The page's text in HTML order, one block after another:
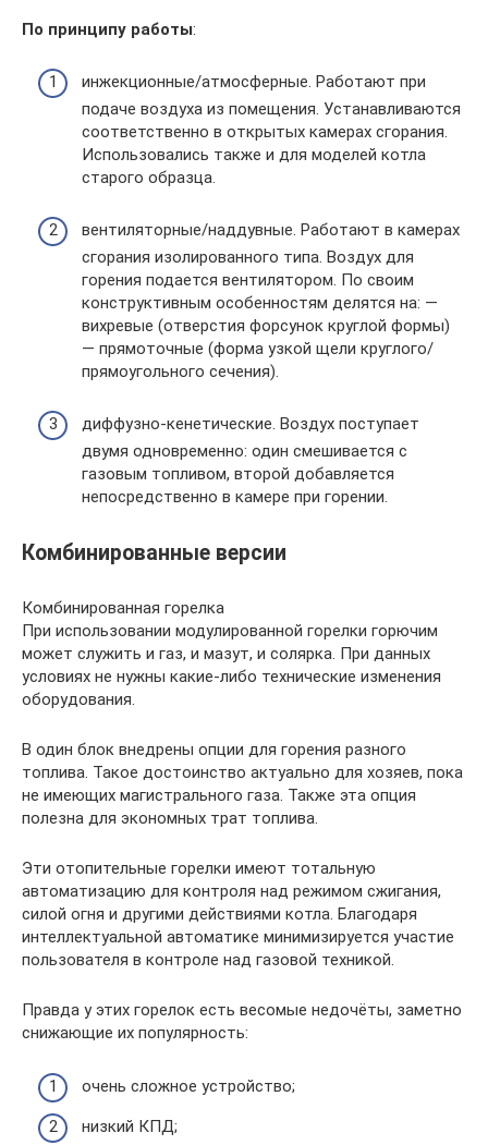
По принципу работы:
инжекционные/атмосферные. Работают при
подаче воздуха из помещения. Устанавливаются
соответственно в открытых камерах сгорания.
Использовались также и для моделей котла
старого образца.
вентиляторные/наддувные. Работают в камерах
сгорания изолированного типа. Воздух для
горения подается вентилятором. По своим
конструктивным особенностям делятся на: —
вихревые (отверстия форсунок круглой формы)
— прямоточные (форма узкой щели круглого/
прямоугольного сечения).
диффузно-кенетические. Воздух поступает
двумя одновременно: один смешивается с
газовым топливом, второй добавляется
непосредственно в камере при горении.
Комбинированные версии
Комбинированная горелка
При использовании модулированной горелки горючим
может служить и газ, и мазут, и солярка. При данных
условиях не нужны какие-либо технические изменения
оборудования.
В один блок внедрены опции для горения разного
топлива. Такое достоинство актуально для хозяев, пока
не имеющих магистрального газа. Также эта опция
полезна для экономных трат топлива.
Эти отопительные горелки имеют тотальную
автоматизацию для контроля над режимом сжигания,
силой огня и другими действиями котла. Благодаря
интеллектуальной автоматике минимизируется участие
пользователя в контроле над газовой техникой.
Правда у этих горелок есть весомые недочёты, заметно
снижающие их популярность:
очень сложное устройство;
низкий КПД;